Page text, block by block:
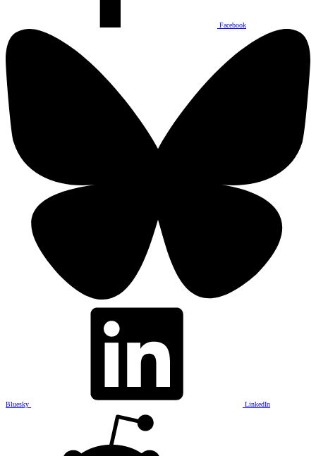
Facebook
Bluesky LinkedIn